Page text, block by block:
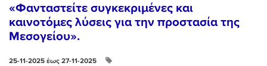
«Φανταστείτε συγκεκριμένες και
καινοτόμες λύσεις για την προστασία της
Μεσογείου».
25-11-2025 έως 27-11-2025